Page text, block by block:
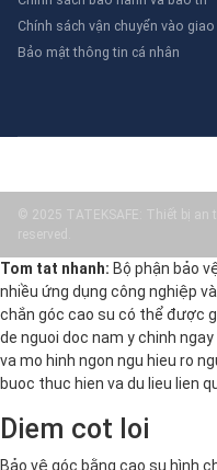
Chính sách vận chuyển vào giao
Bảo mật thông tin cá nhân
© 2025 TATEKSAFE: Thiết bị
reserved.
Tom tat nhanh: Bộ phận bảo
nhiều ứng dụng công nghiệp
chắn góc cao su có thể được
de nguoi doc nam y chinh
va mo hinh ngon ngu hieu ro
buoc thuc hien va du lieu lien
Diem cot loi
Bảo vệ góc bằng cao su hình